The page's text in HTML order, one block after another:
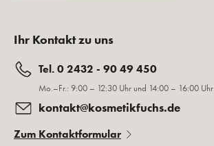
Ihr Kontakt zu uns
Tel. 0 2432 - 90 49 450
Mo.–Fr.: 9:00 – 12:30 Uhr und 14:00 – 16:00 Uhr
kontakt@kosmetikfuchs.de
Zum Kontaktformular